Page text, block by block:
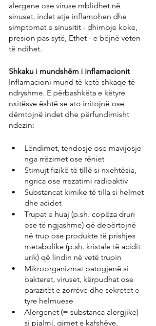
alergene ose viruse mblidhet në
sinuset, indet atje inflamohen dhe
simptomat e sinusitit - dhimbje koke,
presion pas sytë, Ethet - e bëjnë veten
të ndihet.
Shkaku i mundshëm i inflamacionit
Inflamacioni mund të ketë shkaqe të
ndryshme. E përbashkëta e këtyre
nxitësve është se ato irritojnë ose
dëmtojnë indet dhe përfundimisht
ndezin:
Lëndimet, tendosje ose mavijosje
nga rrëzimet ose rëniet
Stimujt fizikë të tillë si nxehtësia,
ngrica ose rrezatimi radioaktiv
Substancat kimike të tilla si helmet
dhe acidet
Trupat e huaj (p.sh. copëza druri
ose të ngjashme) që depërtojnë
në trup ose produkte të prishjes
metabolike (p.sh. kristale të acidit
urik) që lindin në vetë trupin
Mikroorganizmat patogjenë si
bakteret, viruset, kërpudhat ose
parazitët e zorrëve dhe sekretet e
tyre helmuese
Alergenet (= substanca alergjike)
si pjalmi, qimet e kafshëve,